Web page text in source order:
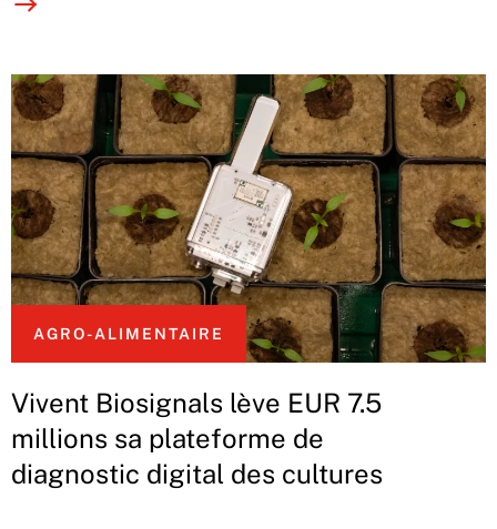
AGRO-ALIMENTAIRE
Vivent Biosignals lève EUR 7.5
millions sa plateforme de
diagnostic digital des cultures